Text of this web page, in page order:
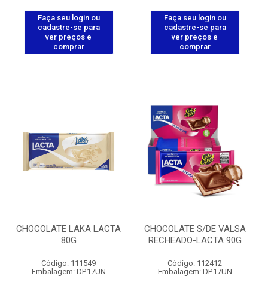
Faça seu login ou
cadastre-se para
ver preços e
comprar
Faça seu login ou
cadastre-se para
ver preços e
comprar
CHOCOLATE LAKA LACTA
80G
Código: 111549
Embalagem: DP.17UN
CHOCOLATE S/DE VALSA
RECHEADO-LACTA 90G
Código: 112412
Embalagem: DP.17UN